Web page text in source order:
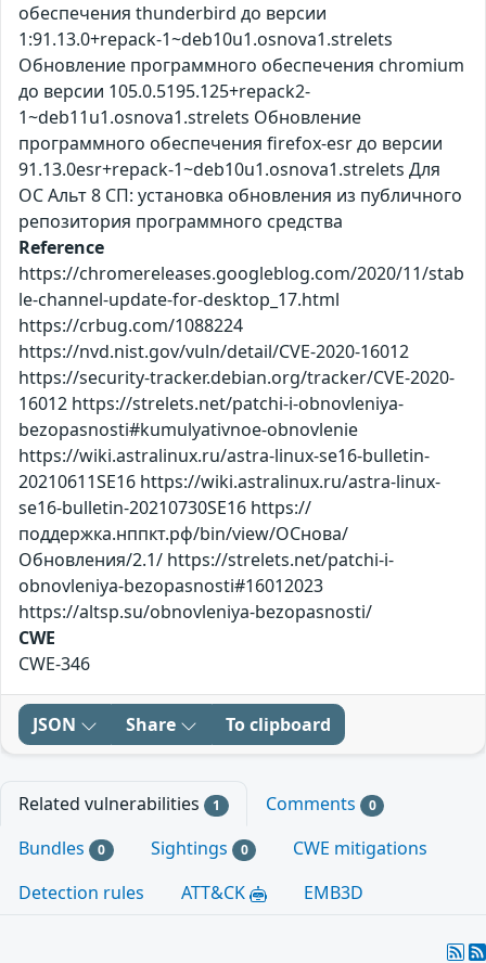
обеспечения thunderbird до версии
1:91.13.0+repack-1~deb10u1.osnova1.strelets
Обновление программного обеспечения chromium
до версии 105.0.5195.125+repack2-
1~deb11u1.osnova1.strelets Обновление
программного обеспечения firefox-esr до версии
91.13.0esr+repack-1~deb10u1.osnova1.strelets Для
ОС Альт 8 СП: установка обновления из публичного
репозитория программного средства
Reference
https://chromereleases.googleblog.com/2020/11/stab
le-channel-update-for-desktop_17.html
https://crbug.com/1088224
https://nvd.nist.gov/vuln/detail/CVE-2020-16012
https://security-tracker.debian.org/tracker/CVE-2020-
16012 https://strelets.net/patchi-i-obnovleniya-
bezopasnosti#kumulyativnoe-obnovlenie
https://wiki.astralinux.ru/astra-linux-se16-bulletin-
20210611SE16 https://wiki.astralinux.ru/astra-linux-
se16-bulletin-20210730SE16 https://
поддержка.нппкт.рф/bin/view/ОСнова/
Обновления/2.1/ https://strelets.net/patchi-i-
obnovleniya-bezopasnosti#16012023
https://altsp.su/obnovleniya-bezopasnosti/
CWE
CWE-346
JSON Share To clipboard
Related vulnerabilities 1 Comments 0
Bundles 0 Sightings 0
CWE mitigations
Detection rules
ATT&CK EMB3D